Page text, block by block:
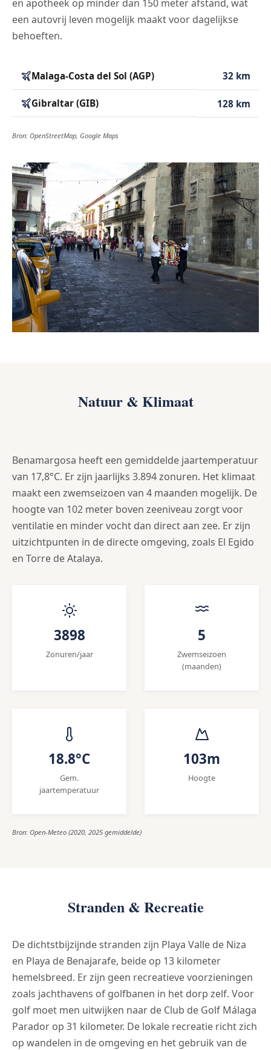
en apotheek op minder dan 150 meter afstand, wat
een autovrij leven mogelijk maakt voor dagelijkse
behoeften.
Malaga-Costa del Sol (AGP) 32 km
Gibraltar (GIB) 128 km
Bron: OpenStreetMap, Google Maps
Natuur & Klimaat
Benamargosa heeft een gemiddelde jaartemperatuur
van 17,8°C. Er zijn jaarlijks 3.894 zonuren. Het klimaat
maakt een zwemseizoen van 4 maanden mogelijk. De
hoogte van 102 meter boven zeeniveau zorgt voor
ventilatie en minder vocht dan direct aan zee. Er zijn
uitzichtpunten in de directe omgeving, zoals El Egido
en Torre de Atalaya.
3898
Zonuren/jaar
5
Zwemseizoen
(maanden)
18.8°C
Gem.
jaartemperatuur
103m
Hoogte
Bron: Open-Meteo (2020, 2025 gemiddelde)
Stranden & Recreatie
De dichtstbijzijnde stranden zijn Playa Valle de Niza
en Playa de Benajarafe, beide op 13 kilometer
hemelsbreed. Er zijn geen recreatieve voorzieningen
zoals jachthavens of golfbanen in het dorp zelf. Voor
golf moet men uitwijken naar de Club de Golf Málaga
Parador op 31 kilometer. De lokale recreatie richt zich
op wandelen in de omgeving en het gebruik van de